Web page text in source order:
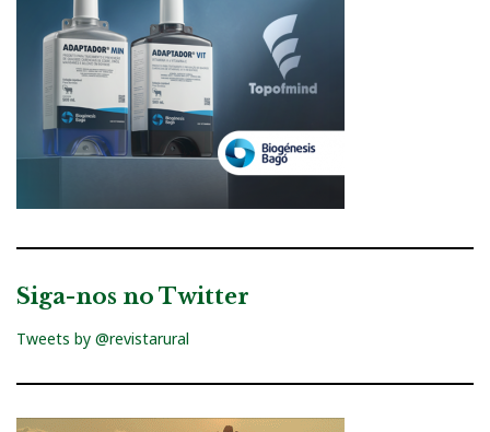
Siga-nos no Twitter
Tweets by @revistarural